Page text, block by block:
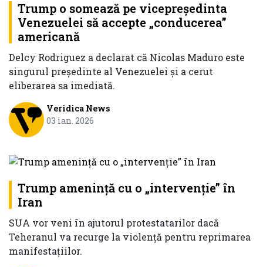
Trump o somează pe vicepreședinta
Venezuelei să accepte „conducerea”
americană
Delcy Rodriguez a declarat că Nicolas Maduro este
singurul preşedinte al Venezuelei și a cerut
eliberarea sa imediată.
Veridica News
03 ian. 2026
Trump amenință cu o „intervenție” în
Iran
SUA vor veni în ajutorul protestatarilor dacă
Teheranul va recurge la violență pentru reprimarea
manifestațiilor.